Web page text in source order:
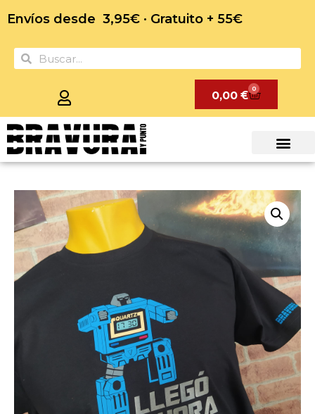
Envíos desde 3,95€ · Gratuito + 55€
0,00€ 0